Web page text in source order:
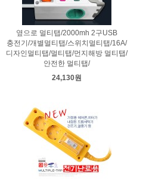
옆으로 멀티탭/2000mh 2구USB
충전기/개별멀티탭/스위치멀티탭/16A/
디자인멀티탭/멀티탭/먼지해방 멀티탭/
안전한 멀티탭/
24,130원